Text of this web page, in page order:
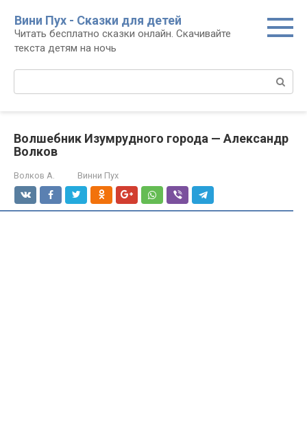
контенту
Вини Пух - Сказки для детей
Читать бесплатно сказки онлайн. Скачивайте
текста детям на ночь
Волшебник Изумрудного города — Александр
Волков
Волков А. Винни Пух